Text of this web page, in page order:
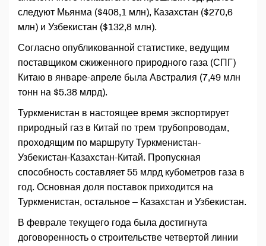
следуют Мьянма ($408,1 млн), Казахстан ($270,6
млн) и Узбекистан ($132,8 млн).
Согласно опубликованной статистике, ведущим
поставщиком сжиженного природного газа (СПГ)
Китаю в январе-апреле была Австралия (7,49 млн
тонн на $5.38 млрд).
Туркменистан в настоящее время экспортирует
природный газ в Китай по трем трубопроводам,
проходящим по маршруту Туркменистан-
Узбекистан-Казахстан-Китай. Пропускная
способность составляет 55 млрд кубометров газа в
год. Основная доля поставок приходится на
Туркменистан, остальное – Казахстан и Узбекистан.
В феврале текущего года была достигнута
договоренность о строительстве четвертой линии